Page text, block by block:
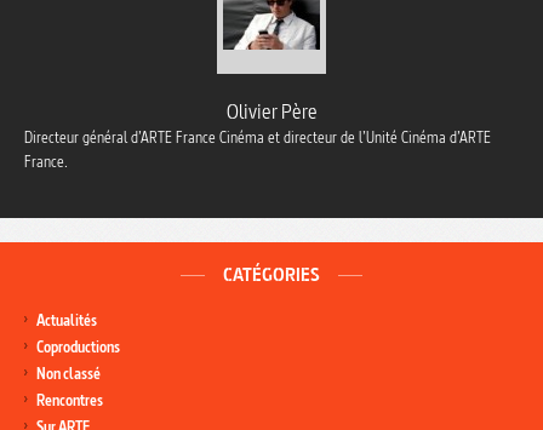
Olivier Père
Directeur général d’ARTE France Cinéma et directeur de l’Unité Cinéma d’ARTE
France.
CATÉGORIES
Actualités
Coproductions
Non classé
Rencontres